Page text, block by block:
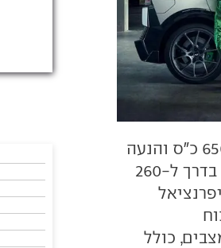
מערכת ההנעה נותרה ללא שינוי: 650 כ"ס והנעה
כפולה, זינוק מעמידה ל-100 קמ"ש ב-3.4 שניות בדרך ל-260
אחור מאפשר לבחור בין לא פחות מ-11 מצבים, כולל